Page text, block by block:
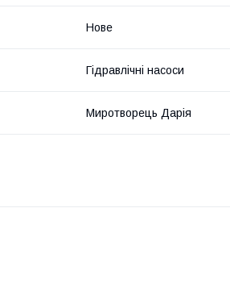
Нове
Гідравлічні насоси
Миротворець Дарія